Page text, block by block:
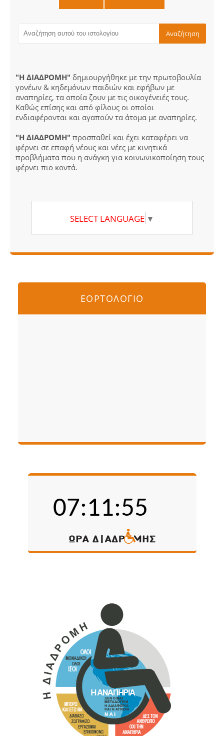
"Η ΔΙΑΔΡΟΜΗ" δημιουργήθηκε με την πρωτοβουλία
γονέων & κηδεμόνων παιδιών και εφήβων με
αναπηρίες, τα οποία ζουν με τις οικογένειές τους.
Καθώς επίσης και από φίλους οι οποίοι
ενδιαφέρονται και αγαπούν τα άτομα με αναπηρίες.
"Η ΔΙΑΔΡΟΜΗ" προσπαθεί και έχει καταφέρει να
φέρνει σε επαφή νέους και νέες με κινητικά
προβλήματα που η ανάγκη για κοινωνικοποίηση τους
φέρνει πιο κοντά.
SELECT LANGUAGE ▼
ΕΟΡΤΟΛΟΓΙΟ